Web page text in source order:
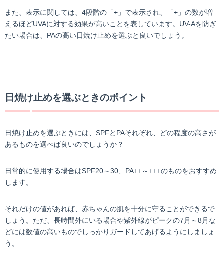
また、表示に関しては、4段階の「+」で表示され、「+」の数が増
えるほどUVAに対する効果が高いことを表しています。UV-Aを防ぎ
たい場合は、PAの高い日焼け止めを選ぶと良いでしょう。
日焼け止めを選ぶときのポイント
日焼け止めを選ぶときには、SPFとPAそれぞれ、どの程度の高さが
あるものを選べば良いのでしょうか？
日常的に使用する場合はSPF20～30、PA++～+++のものをおすすめ
します。
それだけの値があれば、赤ちゃんの肌を十分に守ることができるで
しょう。ただ、長時間外にいる場合や紫外線がピークの7月～8月な
どには数値の高いものでしっかりガードしてあげるようにしましょ
う。